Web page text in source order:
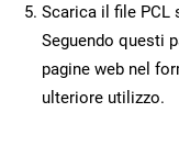
Scarica il file PCL
Seguendo questi
pagine web nel
ulteriore utilizzo.